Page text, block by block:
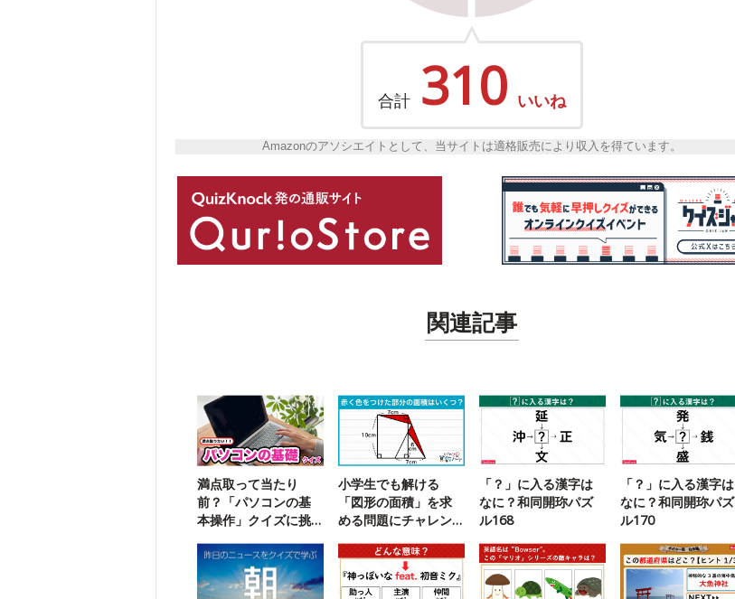
合計 310 いいね
Amazonのアソシエイトとして、当サイトは適格販売により収入を得ています。
関連記事
満点取って当たり
前？「パソコンの基
本操作」クイズに挑
小学生でも解ける
「図形の面積」を求
める問題にチャレン
「？」に入る漢字は
なに？和同開珎パズ
ル168
「？」に入る漢字は
なに？和同開珎パズ
ル170